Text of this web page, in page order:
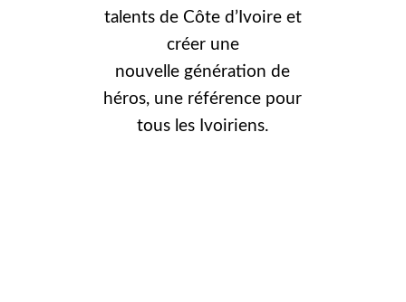
talents de Côte d’Ivoire et
créer une
nouvelle génération de
héros, une référence pour
tous les Ivoiriens.